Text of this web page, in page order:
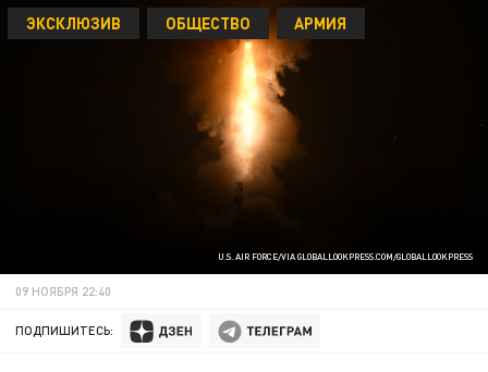
U.S. AIR FORCE/VIA GLOBALLOOKPRESS.COM/GLOBALLOOKPRESS
ЭКСКЛЮЗИВ ОБЩЕСТВО АРМИЯ
09 НОЯБРЯ 22:40
ПОДПИШИТЕСЬ: